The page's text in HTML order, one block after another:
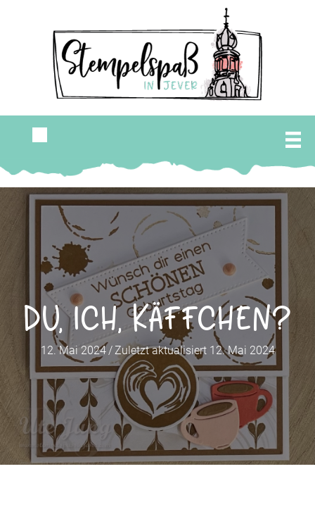
Du, ich, Käffchen?
12. Mai 2024 / Zuletzt aktualisiert 12. Mai 2024